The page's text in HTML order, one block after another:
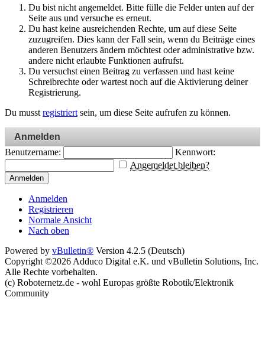
Du bist nicht angemeldet. Bitte fülle die Felder unten auf der
Seite aus und versuche es erneut.
Du hast keine ausreichenden Rechte, um auf diese Seite
zuzugreifen. Dies kann der Fall sein, wenn du Beiträge eines
anderen Benutzers ändern möchtest oder administrative bzw.
andere nicht erlaubte Funktionen aufrufst.
Du versuchst einen Beitrag zu verfassen und hast keine
Schreibrechte oder wartest noch auf die Aktivierung deiner
Registrierung.
Du musst registriert sein, um diese Seite aufrufen zu können.
Anmelden
Benutzername:
Kennwort:
Angemeldet bleiben?
Anmelden
Anmelden
Registrieren
Normale Ansicht
Nach oben
Powered by vBulletin® Version 4.2.5 (Deutsch)
Copyright ©2026 Adduco Digital e.K. und vBulletin Solutions, Inc.
Alle Rechte vorbehalten.
(c) Roboternetz.de - wohl Europas größte Robotik/Elektronik
Community